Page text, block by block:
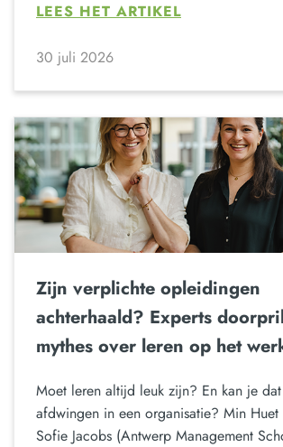
LEES HET ARTIKEL
30 juli 2026
Zijn verplichte opleidingen
achterhaald? Experts
mythes over leren op het
Moet leren altijd leuk zijn? En kan je
afdwingen in een organisatie? Min
Sofie Jacobs (Antwerp Management